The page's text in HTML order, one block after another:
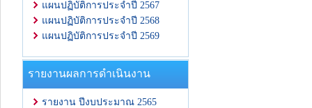
แผนปฏิบัติการประจำปี 2567
แผนปฏิบัติการประจำปี 2568
แผนปฏิบัติการประจำปี 2569
รายงานผลการดำเนินงาน
รายงาน ปีงบประมาณ 2565